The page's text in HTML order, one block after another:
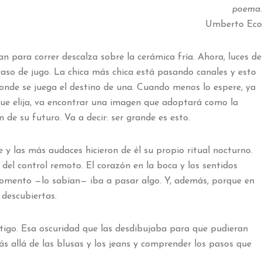
poema.
Umberto Eco
para correr descalza sobre la cerámica fría. Ahora, luces de
de jugo. La chica más chica está pasando canales y esto
se juega el destino de una. Cuando menos lo espere, ya
elija, va encontrar una imagen que adoptará como la
de su futuro. Va a decir: ser grande es esto.
las más audaces hicieron de él su propio ritual nocturno.
control remoto. El corazón en la boca y los sentidos
—lo sabían— iba a pasar algo. Y, además, porque en
Esa oscuridad que las desdibujaba para que pudieran
allá de las blusas y los jeans y comprender los pasos que